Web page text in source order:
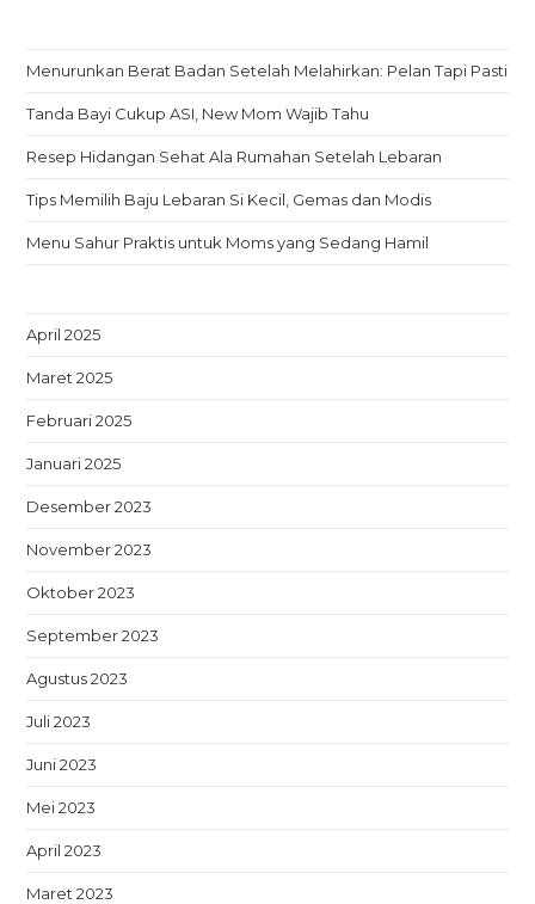
Menurunkan Berat Badan Setelah Melahirkan: Pelan Tapi Pasti
Tanda Bayi Cukup ASI, New Mom Wajib Tahu
Resep Hidangan Sehat Ala Rumahan Setelah Lebaran
Tips Memilih Baju Lebaran Si Kecil, Gemas dan Modis
Menu Sahur Praktis untuk Moms yang Sedang Hamil
April 2025
Maret 2025
Februari 2025
Januari 2025
Desember 2023
November 2023
Oktober 2023
September 2023
Agustus 2023
Juli 2023
Juni 2023
Mei 2023
April 2023
Maret 2023